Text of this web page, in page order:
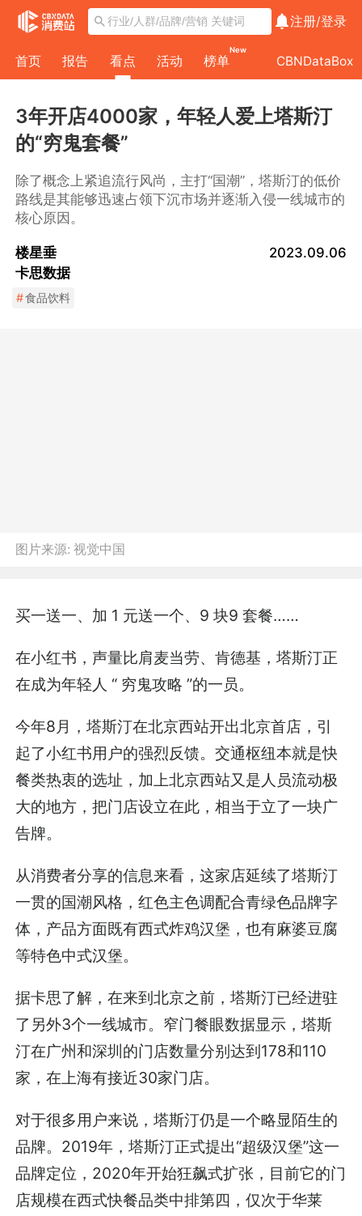
注册/登录
首页 报告 看点 活动 榜单
New
CBNDataBox
3年开店4000家，年轻人爱上塔斯汀
的“穷鬼套餐”
除了概念上紧追流行风尚，主打“国潮”，塔斯汀的低价
路线是其能够迅速占领下沉市场并逐渐入侵一线城市的
核心原因。
楼星垂
卡思数据
2023.09.06
#食品饮料
图片来源:视觉中国
买一送一、加 1 元送一个、9 块9 套餐……
在小红书，声量比肩麦当劳、肯德基，塔斯汀正
在成为年轻人 “ 穷鬼攻略 ”的一员。
今年8月，塔斯汀在北京西站开出北京首店，引
起了小红书用户的强烈反馈。交通枢纽本就是快
餐类热衷的选址，加上北京西站又是人员流动极
大的地方，把门店设立在此，相当于立了一块广
告牌。
从消费者分享的信息来看，这家店延续了塔斯汀
一贯的国潮风格，红色主色调配合青绿色品牌字
体，产品方面既有西式炸鸡汉堡，也有麻婆豆腐
等特色中式汉堡。
据卡思了解，在来到北京之前，塔斯汀已经进驻
了另外3个一线城市。窄门餐眼数据显示，塔斯
汀在广州和深圳的门店数量分别达到178和110
家，在上海有接近30家门店。
对于很多用户来说，塔斯汀仍是一个略显陌生的
品牌。2019年，塔斯汀正式提出“超级汉堡”这一
品牌定位，2020年开始狂飙式扩张，目前它的门
店规模在西式快餐品类中排第四，仅次于华莱